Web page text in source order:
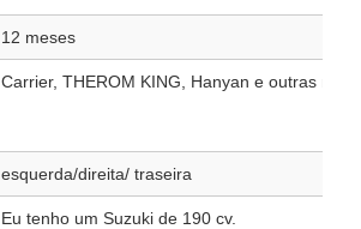
12 meses
Carrier, THEROM KING, Hanyan e outras
esquerda/direita/ traseira
Eu tenho um Suzuki de 190 cv.